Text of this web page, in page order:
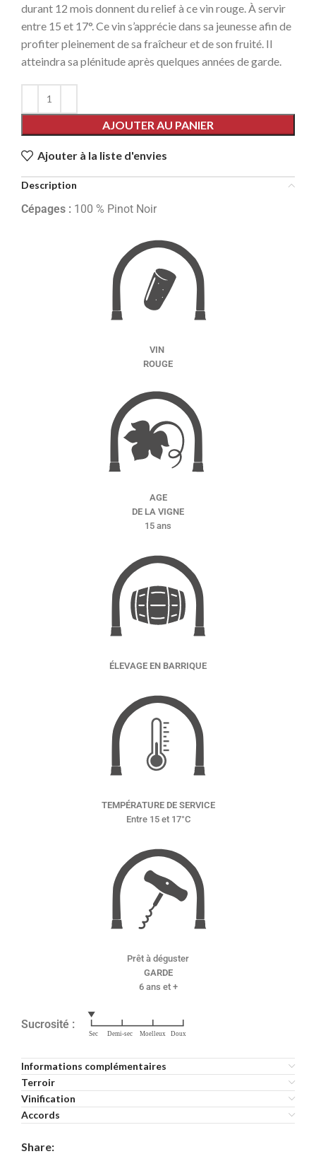
durant 12 mois donnent du relief à ce vin rouge. À servir
entre 15 et 17°. Ce vin s’apprécie dans sa jeunesse afin de
profiter pleinement de sa fraîcheur et de son fruité. Il
atteindra sa plénitude après quelques années de garde.
AJOUTER AU PANIER
Ajouter à la liste d'envies
Description
Cépages : 100 % Pinot Noir
VIN
ROUGE
AGE
DE LA VIGNE
15 ans
ÉLEVAGE EN BARRIQUE
TEMPÉRATURE DE SERVICE
Entre 15 et 17°C
Prêt à déguster
GARDE
6 ans et +
Sucrosité :
Informations complémentaires
Terroir
Vinification
Accords
Share: